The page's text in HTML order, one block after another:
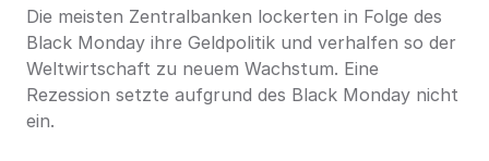
Die meisten Zentralbanken lockerten in Folge des
Black Monday ihre Geldpolitik und verhalfen so der
Weltwirtschaft zu neuem Wachstum. Eine
Rezession setzte aufgrund des Black Monday nicht
ein.